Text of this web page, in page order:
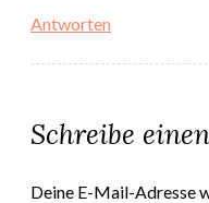
Antworten
Schreibe
Deine E-Mail-Adresse